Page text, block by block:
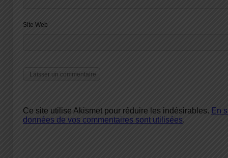
Site Web
Ce site utilise Akismet pour réduire les indésirables. En
données de vos commentaires sont utilisées.